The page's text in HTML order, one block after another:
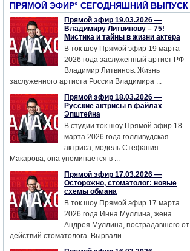
ПРЯМОЙ ЭФИР° СЕГОДНЯШНИЙ ВЫПУСК
Прямой эфир 19.03.2026 —
Владимиру Литвинову – 75!
Мистика и тайны в жизни актера
В ток шоу Прямой эфир 19 марта
2026 года заслуженный артист РФ
Владимир Литвинов. Жизнь
заслуженного артиста России Владимира ...
Прямой эфир 18.03.2026 —
Русские актрисы в файлах
Эпштейна
В студии ток шоу Прямой эфир 18
марта 2026 года голливудская
актриса, модель Стефания
Макарова, она упоминается в ...
Прямой эфир 17.03.2026 —
Осторожно, стоматолог: новые
схемы обмана
В ток шоу Прямой эфир 17 марта
2026 года Инна Муллина, жена
Андрея Муллина, пострадавшего от
действий стоматолога. Вырвали ...